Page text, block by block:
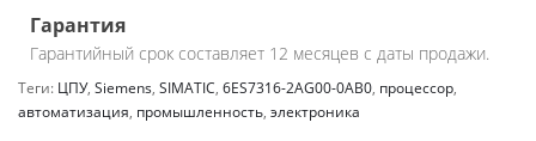
Гарантия
Гарантийный срок составляет 12 месяцев с даты продажи.
Теги: ЦПУ, Siemens, SIMATIC, 6ES7316-2AG00-0AB0, процессор,
автоматизация, промышленность, электроника